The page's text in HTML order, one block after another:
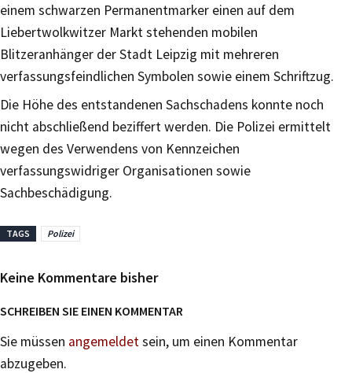
einem schwarzen Permanentmarker einen auf dem
Liebertwolkwitzer Markt stehenden mobilen
Blitzeranhänger der Stadt Leipzig mit mehreren
verfassungsfeindlichen Symbolen sowie einem Schriftzug.
Die Höhe des entstandenen Sachschadens konnte noch
nicht abschließend beziffert werden. Die Polizei ermittelt
wegen des Verwendens von Kennzeichen
verfassungswidriger Organisationen sowie
Sachbeschädigung.
TAGS Polizei
Keine Kommentare bisher
SCHREIBEN SIE EINEN KOMMENTAR
Sie müssen angemeldetsein, um einen Kommentar
abzugeben.